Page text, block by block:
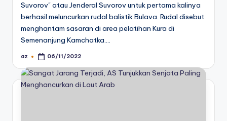
Suvorov" atau Jenderal Suvorov untuk pertama kalinya
berhasil meluncurkan rudal balistik Bulava. Rudal disebut
menghantam sasaran di area pelatihan Kura di
Semenanjung Kamchatka.…
Posted
az 06/11/2022